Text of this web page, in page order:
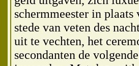
schermmeester in
stede van veten des
uit te vechten, het
secondanten de